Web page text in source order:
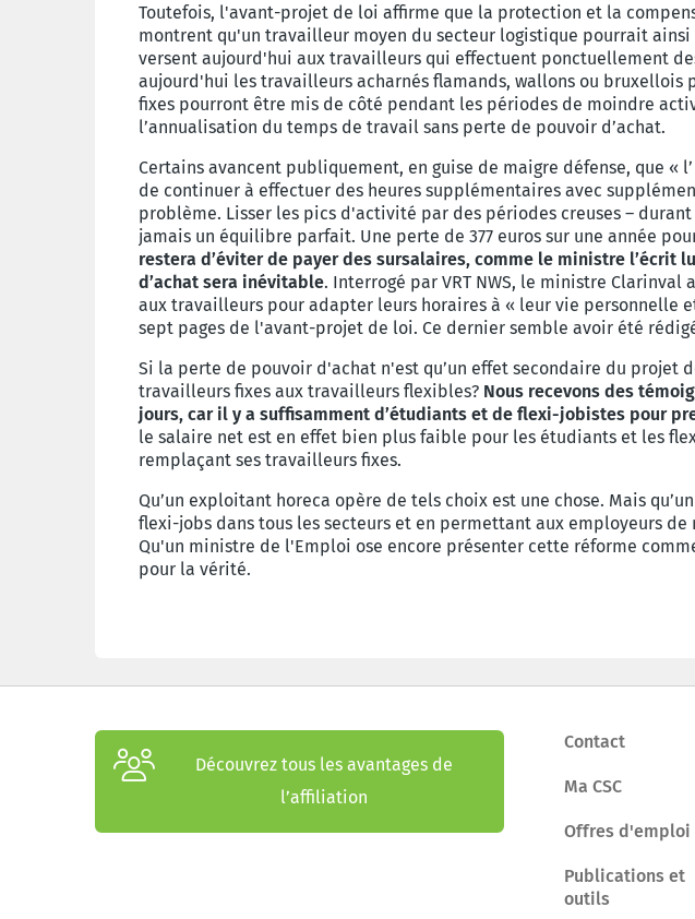
Toutefois, l'avant-projet de loi affirme que la protection et la
montrent qu'un travailleur moyen du secteur logistique pourrait
versent aujourd'hui aux travailleurs qui effectuent ponctuellement
aujourd'hui les travailleurs acharnés flamands, wallons ou
fixes pourront être mis de côté pendant les périodes de moindre
l’annualisation du temps de travail sans perte de pouvoir d’achat.
Certains avancent publiquement, en guise de maigre défense, que
de continuer à effectuer des heures supplémentaires avec
problème. Lisser les pics d'activité par des périodes creuses –
jamais un équilibre parfait. Une perte de 377 euros sur une année
restera d’éviter de payer des sursalaires, comme le ministre
d’achat sera inévitable. Interrogé par VRT NWS, le ministre
aux travailleurs pour adapter leurs horaires à « leur vie
sept pages de l'avant-projet de loi. Ce dernier semble avoir été
Si la perte de pouvoir d'achat n'est qu’un effet secondaire du
travailleurs fixes aux travailleurs flexibles? Nous recevons des
jours, car il y a suffisamment d’étudiants et de flexi-jobistes pour
le salaire net est en effet bien plus faible pour les étudiants et les
remplaçant ses travailleurs fixes.
Qu’un exploitant horeca opère de tels choix est une chose. Mais
flexi-jobs dans tous les secteurs et en permettant aux employeurs
Qu'un ministre de l'Emploi ose encore présenter cette réforme
pour la vérité.
Découvrez tous les avantages de
l’affiliation
Contact
Ma CSC
Offres d'emploi
Publications et
outils